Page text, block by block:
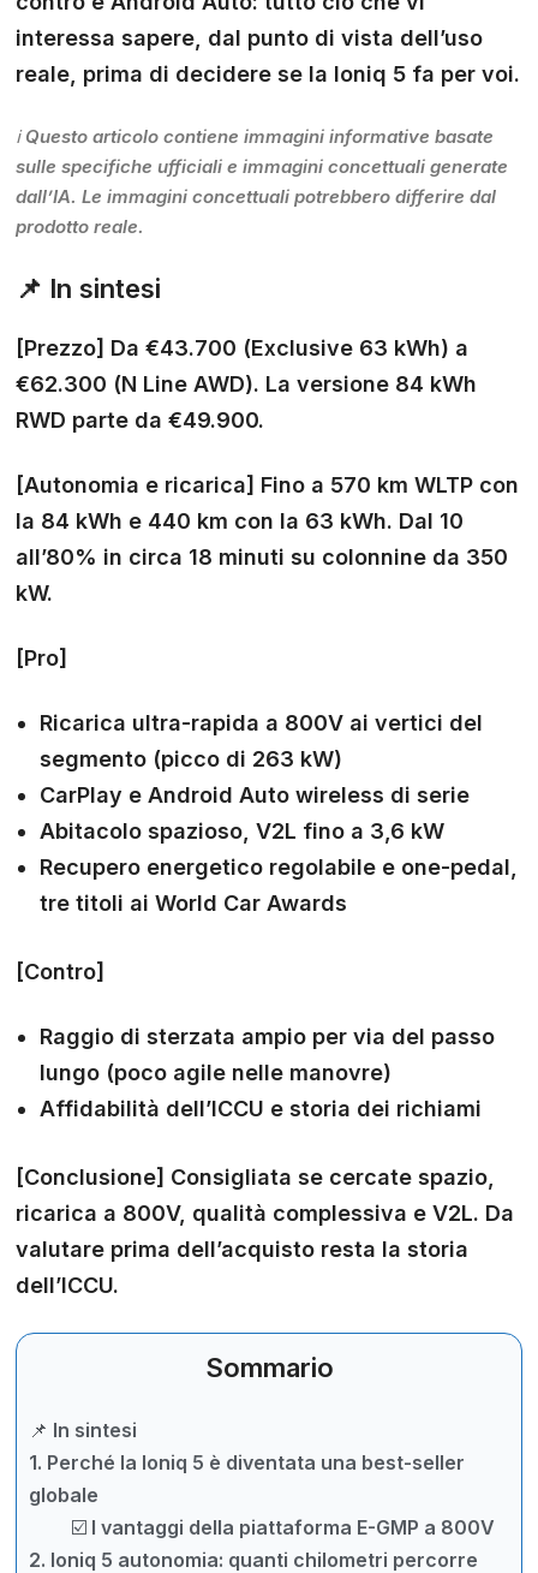
interessa sapere, dal punto di vista dell’uso
reale, prima di decidere se la Ioniq 5 fa per voi.
ℹ️ Questo articolo contiene immagini informative basate
sulle specifiche ufficiali e immagini concettuali generate
dall’IA. Le immagini concettuali potrebbero differire dal
prodotto reale.
📌 In sintesi
[Prezzo] Da €43.700 (Exclusive 63 kWh) a
€62.300 (N Line AWD). La versione 84 kWh
RWD parte da €49.900.
[Autonomia e ricarica] Fino a 570 km WLTP con
la 84 kWh e 440 km con la 63 kWh. Dal 10
all’80% in circa 18 minuti su colonnine da 350
kW.
[Pro]
Ricarica ultra-rapida a 800V ai vertici del
segmento (picco di 263 kW)
CarPlay e Android Auto wireless di serie
Abitacolo spazioso, V2L fino a 3,6 kW
Recupero energetico regolabile e one-pedal,
tre titoli ai World Car Awards
[Contro]
Raggio di sterzata ampio per via del passo
lungo (poco agile nelle manovre)
Affidabilità dell’ICCU e storia dei richiami
[Conclusione] Consigliata se cercate spazio,
ricarica a 800V, qualità complessiva e V2L. Da
valutare prima dell’acquisto resta la storia
dell’ICCU.
Sommario
📌 In sintesi
1. Perché la Ioniq 5 è diventata una best-seller
globale
☑️ I vantaggi della piattaforma E-GMP a 800V
2. Ioniq 5 autonomia: quanti chilometri percorre